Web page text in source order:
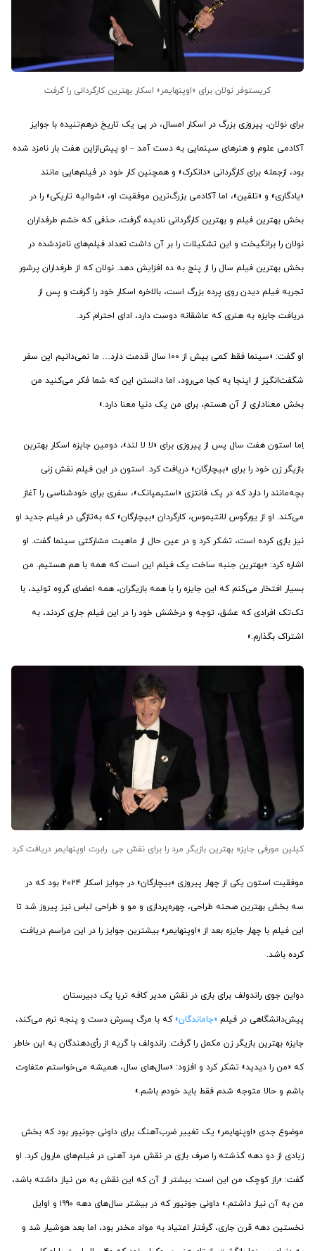
کریستوفر نولان برای «اوپنهایمر» اسکار بهترین کارگردانی را گرفت
برای نولان، پیروزی بزرگ در اسکار امسال، در پی یک تاریخ درهم‌تنیده با جوایز
آکادمی علوم و هنرهای سینمایی به دست آمد – او پیش‌ازاین هفت بار نامزد شده
بود، ازجمله برای کارگردانی «دانکرک» و همچنین کار خود در فیلم‌هایی مانند
«یادگاری» و «تلقین»، اما آکادمی بزرگ‌ترین موفقیت او، «شوالیه تاریکی» را در
بخش بهترین فیلم و بهترین کارگردانی نادیده گرفت، حذفی که خشم طرفداران
نولان را برانگیخت و این تشکیلات را بر آن داشت تعداد فیلم‌های نامزدشده در
بخش بهترین فیلم سال را از پنج به ده افزایش دهد. نولان که از طرفداران پرشور
تجربه فیلم دیدن روی پرده بزرگ است، بالاخره اسکار خود را گرفت و پس از
دریافت جایزه به هنری که عاشقانه دوست دارد، ادای احترام کرد.
او گفت: «سینما فقط کمی بیش از ۱۰۰ سال قدمت دارد… ما نمی‌دانیم این سفر
شگفت‌انگیز از اینجا به کجا می‌رود، اما دانستن این که شما فکر می‌کنید من
بخش معناداری از آن هستم، برای من یک دنیا معنا دارد.»
اِما استون هفت سال پس از پیروزی برای «لا لا لند»، دومین جایزه اسکار بهترین
بازیگر زن خود را برای «بیچارگان» دریافت کرد. استون در این فیلم نقش زنی
بچه‌مانند را دارد که در یک فانتزی «استیمپانک»، سفری برای خودشناسی را آغاز
می‌کند. او از یورگوس لانتیموس، کارگردان «بیچارگان» که به‌تازگی در فیلم جدید او
نیز بازی کرده است، تشکر کرد و در عین حال از ماهیت مشارکتی سینما گفت. او
اشاره کرد: «بهترین جنبه ساخت یک فیلم این است که همه با هم هستیم. من
بسیار افتخار می‌کنم که این جایزه را با همه بازیگران، همه اعضای گروه تولید، با
تک‌تک افرادی که عشق، توجه و درخشش خود را در این فیلم جاری کردند، به
اشتراک بگذارم.»
کیلین مورفی جایزه بهترین بازیگر مرد را برای نقش جی. رابرت اوپنهایمر دریافت کرد
موفقیت استون یکی از چهار پیروزی «بیچارگان» در جوایز اسکار ۲۰۲۴ بود که در
سه بخش بهترین صحنه طراحی، چهره‌پردازی و مو و طراحی لباس نیز پیروز شد تا
این فیلم با چهار جایزه بعد از «اوپنهایمر» بیشترین جوایز را در این مراسم دریافت
کرده باشد.
دواین جوی راندولف برای بازی در نقش مدیر کافه تریا یک دبیرستان
پیش‌دانشگاهی در فیلم «جاماندگان» که با مرگ پسرش دست و پنجه نرم می‌کند،
جایزه بهترین بازیگر زن مکمل را گرفت. راندولف با گریه از رأی‌دهندگان به این خاطر
که «من را دیدید» تشکر کرد و افزود: «سال‌های سال، همیشه می‌خواستم متفاوت
باشم و حالا متوجه شدم فقط باید خودم باشم.»
موضوع جدی «اوپنهایمر» یک تغییر ضرب‌آهنگ برای داونی جونیور بود که بخش
زیادی از دو دهه گذشته را صرف بازی در نقش مرد آهنی در فیلم‌های مارول کرد. او
گفت: «راز کوچک من این است: بیشتر از آن که این نقش به من نیاز داشته باشد،
من به آن نیاز داشتم.» داونی جونیور که در بیشتر سال‌های دهه ۱۹۹۰ و اوایل
نخستین دهه قرن جاری، گرفتار اعتیاد به مواد مخدر بود، اما بعد هوشیار شد و